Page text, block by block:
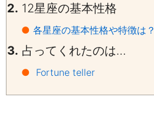
2. 12星座の基本性格
● 各星座の基本性格や特徴は？
3. 占ってくれたのは…
● Fortune teller